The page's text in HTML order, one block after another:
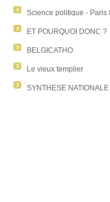
Science politique - Paris
ET POURQUOI DONC ?
BELGICATHO
Le vieux templier
SYNTHESE NATIONALE